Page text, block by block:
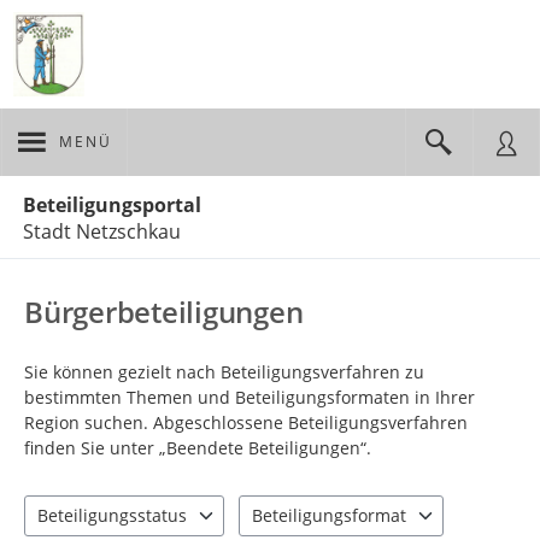
MENÜ
Beteiligungsportal
Stadt Netzschkau
Bürgerbeteiligungen
Sie können gezielt nach Beteiligungsverfahren zu
bestimmten Themen und Beteiligungsformaten in Ihrer
Region suchen. Abgeschlossene Beteiligungsverfahren
finden Sie unter „Beendete Beteiligungen“.
Beteiligungsstatus
Beteiligungsformat